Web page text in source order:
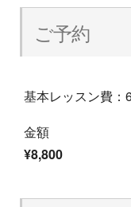
ご予約
基本レッスン費：
金額
¥8,800